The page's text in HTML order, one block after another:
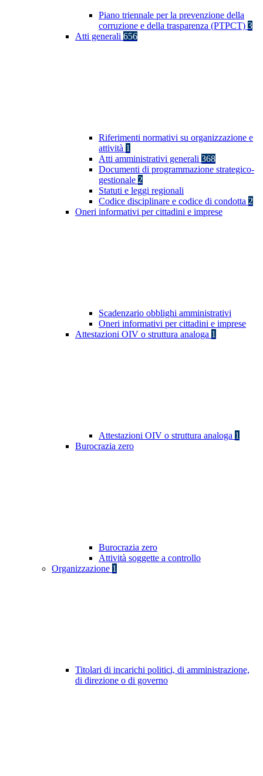
Piano triennale per la prevenzione della
corruzione e della trasparenza (PTPCT) 3
Atti generali 656
Riferimenti normativi su organizzazione e
attività 1
Atti amministrativi generali 368
Documenti di programmazione strategico-
gestionale 2
Statuti e leggi regionali
Codice disciplinare e codice di condotta 2
Oneri informativi per cittadini e imprese
Scadenzario obblighi amministrativi
Oneri informativi per cittadini e imprese
Attestazioni OIV o struttura analoga 1
Attestazioni OIV o struttura analoga 1
Burocrazia zero
Burocrazia zero
Attività soggette a controllo
Organizzazione 1
Titolari di incarichi politici, di amministrazione,
di direzione o di governo